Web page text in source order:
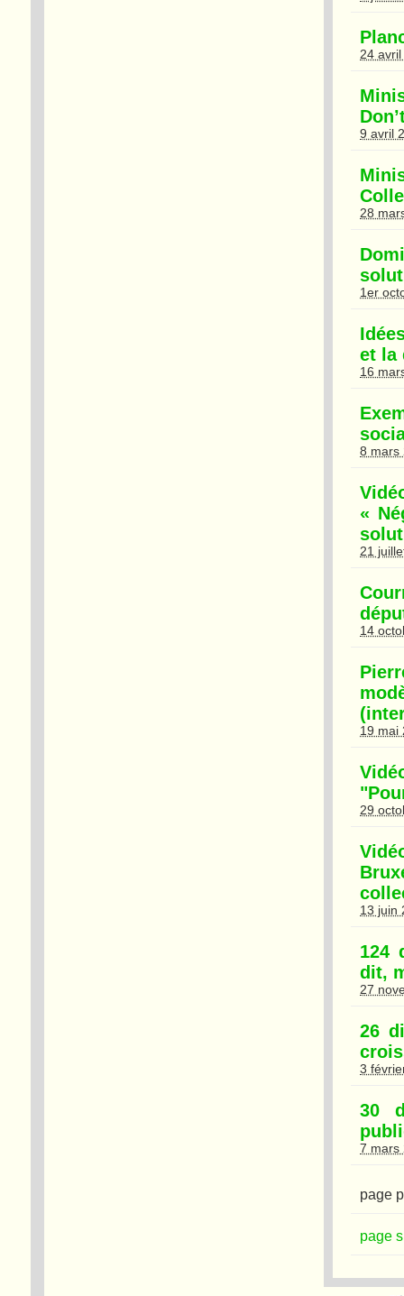
24
9 avril
28
1er
et la
16
8 mars
«
21
14
19 mai
29
13 juin
124
dit,
27
26
3
30
7 mars
page
page